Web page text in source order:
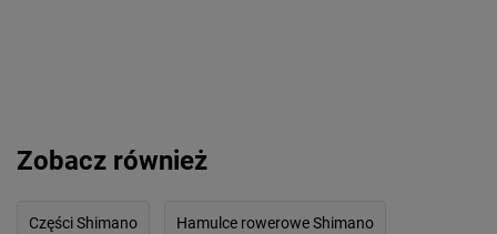
Zobacz również
Części Shimano Hamulce rowerowe Shimano